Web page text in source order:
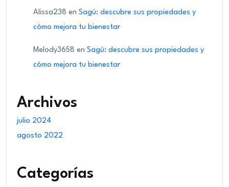
Alissa238 en Sagú: descubre sus propiedades y
cómo mejora tu bienestar
Melody3658 en Sagú: descubre sus propiedades y
cómo mejora tu bienestar
Archivos
julio 2024
agosto 2022
Categorías